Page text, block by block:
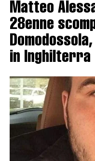
Matteo
28enne
in Inghilterra